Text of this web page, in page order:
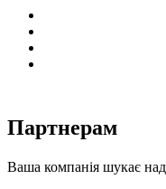
Партнерам
Ваша компанія шукає